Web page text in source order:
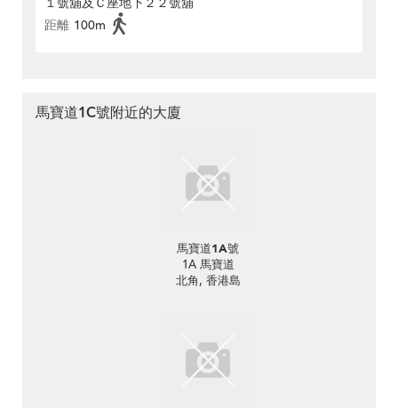
距離 100m
馬寶道1C號附近的大廈
馬寶道1A號
1A 馬寶道
北角, 香港島